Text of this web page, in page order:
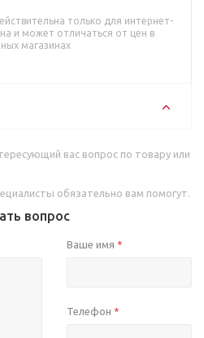
только для интернет-
и может отличаться от цен в
магазинах
вас вопрос по товару или
обязательно вам помогут.
вопрос
Ваше имя *
Телефон *